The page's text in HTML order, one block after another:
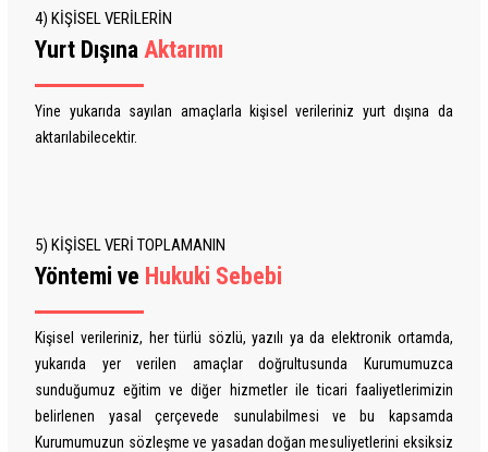
4) KİŞİSEL VERİLERİN
Yurt DışınaAktarımı
Yine yukarıda sayılan amaçlarla kişisel verileriniz yurt dışına da
aktarılabilecektir.
5) KİŞİSEL VERİ TOPLAMANIN
Yöntemi ve Hukuki Sebebi
Kişisel verileriniz, her türlü sözlü, yazılı ya da elektronik ortamda,
yukarıda yer verilen amaçlar doğrultusunda Kurumumuzca
sunduğumuz eğitim ve diğer hizmetler ile ticari faaliyetlerimizin
belirlenen yasal çerçevede sunulabilmesi ve bu kapsamda
Kurumumuzun sözleşme ve yasadan doğan mesuliyetlerini eksiksiz